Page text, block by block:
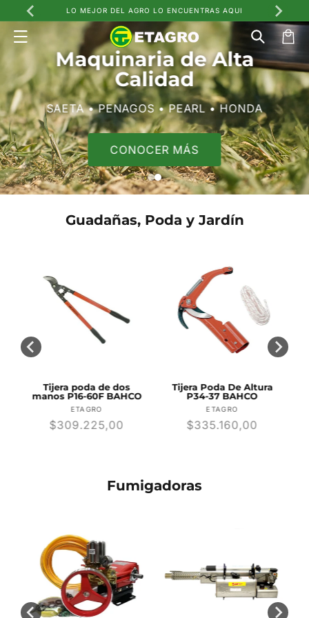
directamente
al contenido
LO MEJOR DEL AGRO LO ENCUENTRAS AQUI
Carrito
Líder en Equipos
Agropecuarios
Soluciones para el campo y la industria
colombiana
VER PRODUCTOS
Guadañas, Poda y Jardín
Tijera poda de dos
manos P16-60F BAHCO
Proveedor:
ETAGRO
Precio
$309.225,00
Tijera Poda De Altura
P34-37 BAHCO
Proveedor:
ETAGRO
Precio
$335.160,00
Fumigadoras